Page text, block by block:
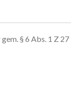
n
n
n
§ 6 Abs. 1 Z 27